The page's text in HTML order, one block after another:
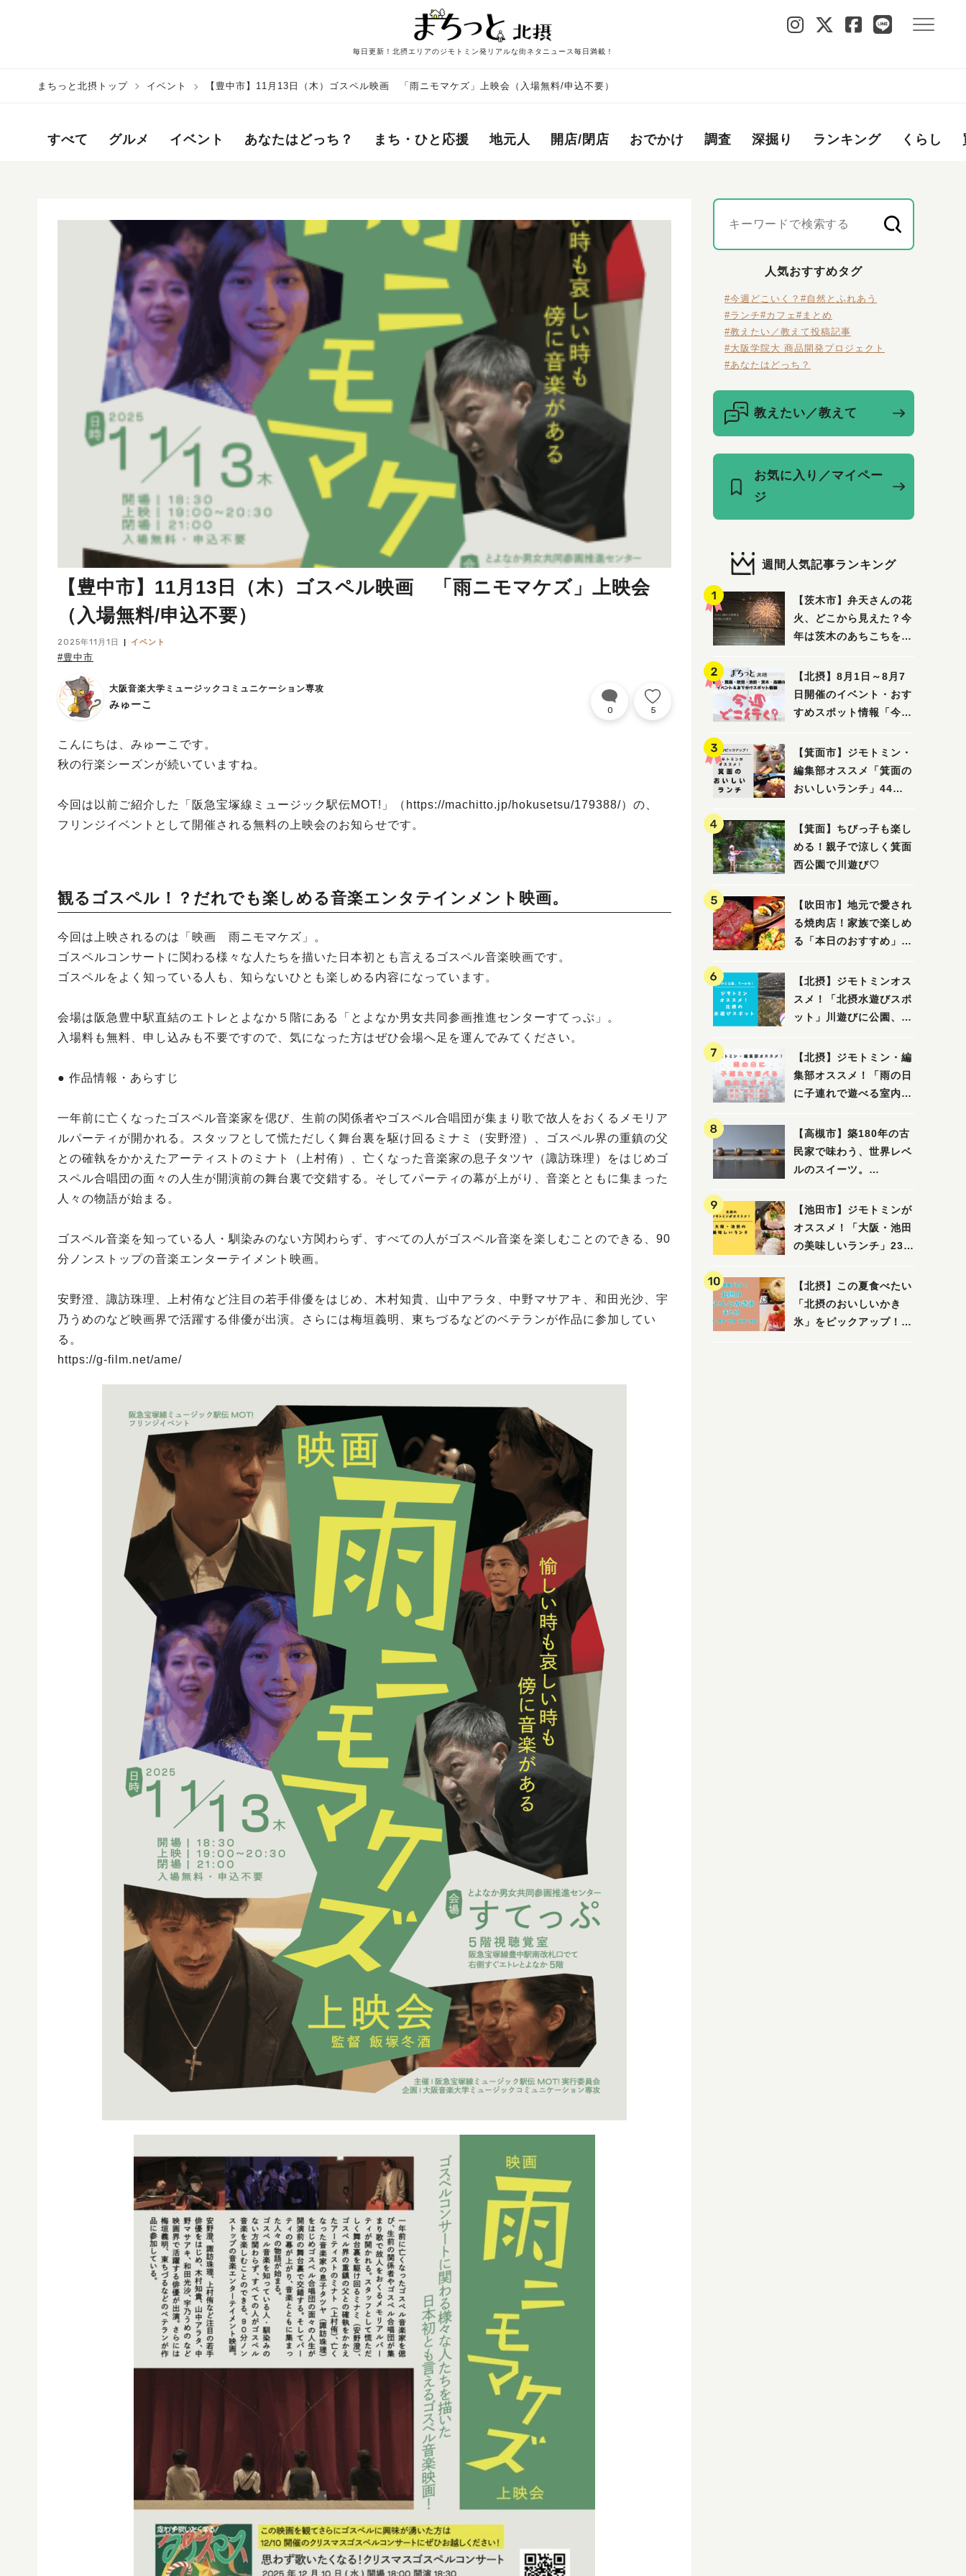
毎日更新！北摂エリアのジモトミン発リアルな街ネタニュース毎日満載！
まちっと北摂トップ イベント 【豊中市】11月13日（木）ゴスペル映画 「雨ニモマケズ」上映会（入場無料/申込不要）
すべて グルメ イベント あなたはどっち？ まち・ひと応援 地元人 開店/閉店 おでかけ 調査 深掘り ランキング くらし
【豊中市】11月13日（木）ゴスペル映画 「雨ニモマケズ」上映会
（入場無料/申込不要）
2025年11月1日 イベント
#豊中市
大阪音楽大学ミュージックコミュニケーション専攻
みゅーこ 0 5
こんにちは、みゅーこです。
秋の行楽シーズンが続いていますね。
今回は以前ご紹介した「阪急宝塚線ミュージック駅伝MOT!」（https://machitto.jp/hokusetsu/179388/）の、
フリンジイベントとして開催される無料の上映会のお知らせです。
観るゴスペル！？だれでも楽しめる音楽エンタテインメント映画。
今回は上映されるのは「映画 雨ニモマケズ」。
ゴスペルコンサートに関わる様々な人たちを描いた日本初とも言えるゴスペル音楽映画です。
ゴスペルをよく知っている人も、知らないひとも楽しめる内容になっています。
会場は阪急豊中駅直結のエトレとよなか５階にある「とよなか男女共同参画推進センターすてっぷ」。
入場料も無料、申し込みも不要ですので、気になった方はぜひ会場へ足を運んでみてください。
● 作品情報・あらすじ
一年前に亡くなったゴスペル音楽家を偲び、生前の関係者やゴスペル合唱団が集まり歌で故人をおくるメモリア
ルパーティが開かれる。スタッフとして慌ただしく舞台裏を駆け回るミナミ（安野澄）、ゴスペル界の重鎮の父
との確執をかかえたアーティストのミナト（上村侑）、亡くなった音楽家の息子タツヤ（諏訪珠理）をはじめゴ
スペル合唱団の面々の人生が開演前の舞台裏で交錯する。そしてパーティの幕が上がり、音楽とともに集まった
人々の物語が始まる。
ゴスペル音楽を知っている人・馴染みのない方関わらず、すべての人がゴスペル音楽を楽しむことのできる、90
分ノンストップの音楽エンターテイメント映画。
安野澄、諏訪珠理、上村侑など注目の若手俳優をはじめ、木村知貴、山中アラタ、中野マサアキ、和田光沙、宇
乃うめのなど映画界で活躍する俳優が出演。さらには梅垣義明、東ちづるなどのベテランが作品に参加してい
る。
https://g-film.net/ame/
人気おすすめタグ
#今週どこいく？ #自然とふれあう
#ランチ#カフェ #まとめ
#教えたい／教えて投稿記事
#大阪学院大 商品開発プロジェクト
#あなたはどっち？
教えたい／教えて
お気に入り／マイペー
ジ
週間人気記事ランキング
【茨木市】弁天さんの花
火、どこから見えた？今
年は茨木のあちこちを巡
【北摂】8月1日～8月7
日開催のイベント・おす
すめスポット情報「今週
面・吹田・池田・茨木・
高槻）
【箕面市】ジモトミン・
編集部オススメ「箕面の
おいしいランチ」44
から穴場まで！〜
【箕面】ちびっ子も楽し
める！親子で涼しく箕面
西公園で川遊び♡
【吹田市】地元で愛され
る焼肉店！家族で楽しめ
る「本日のおすすめ」で
【北摂】ジモトミンオス
スメ！「北摂水遊びスポ
ット」川遊びに公園、プ
吹田・茨木・高槻）
【北摂】ジモトミン・編
集部オススメ！「雨の日
に子連れで遊べる室内ス
箕面・吹田・豊中・茨
木・池田）
【高槻市】築180年の古
民家で味わう、世界レベ
ルのスイーツ。
月3日にオープン！（教
えたい/教えて）
【池田市】ジモトミンが
オススメ！「大阪・池田
の美味しいランチ」23
【北摂】この夏食べたい
「北摂のおいしいかき
氷」をピックアップ！